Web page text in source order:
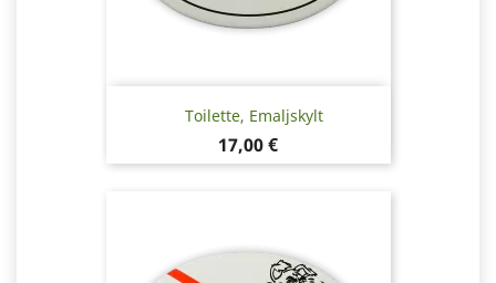
Toilette, Emaljskylt
Pris
17,00 €